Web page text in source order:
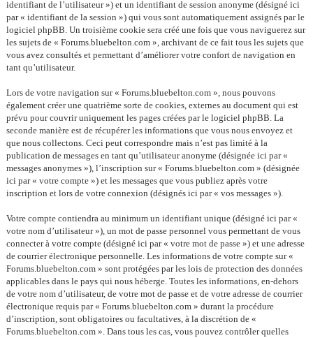
identifiant de l’utilisateur ») et un identifiant de session anonyme (désigné ici
par « identifiant de la session ») qui vous sont automatiquement assignés par le
logiciel phpBB. Un troisième cookie sera créé une fois que vous naviguerez sur
les sujets de « Forums.bluebelton.com », archivant de ce fait tous les sujets que
vous avez consultés et permettant d’améliorer votre confort de navigation en
tant qu’utilisateur.
Lors de votre navigation sur « Forums.bluebelton.com », nous pouvons
également créer une quatrième sorte de cookies, externes au document qui est
prévu pour couvrir uniquement les pages créées par le logiciel phpBB. La
seconde manière est de récupérer les informations que vous nous envoyez et
que nous collectons. Ceci peut correspondre mais n’est pas limité à la
publication de messages en tant qu’utilisateur anonyme (désignée ici par «
messages anonymes »), l’inscription sur « Forums.bluebelton.com » (désignée
ici par « votre compte ») et les messages que vous publiez après votre
inscription et lors de votre connexion (désignés ici par « vos messages »).
Votre compte contiendra au minimum un identifiant unique (désigné ici par «
votre nom d’utilisateur »), un mot de passe personnel vous permettant de vous
connecter à votre compte (désigné ici par « votre mot de passe ») et une adresse
de courrier électronique personnelle. Les informations de votre compte sur «
Forums.bluebelton.com » sont protégées par les lois de protection des données
applicables dans le pays qui nous héberge. Toutes les informations, en-dehors
de votre nom d’utilisateur, de votre mot de passe et de votre adresse de courrier
électronique requis par « Forums.bluebelton.com » durant la procédure
d’inscription, sont obligatoires ou facultatives, à la discrétion de «
Forums.bluebelton.com ». Dans tous les cas, vous pouvez contrôler quelles